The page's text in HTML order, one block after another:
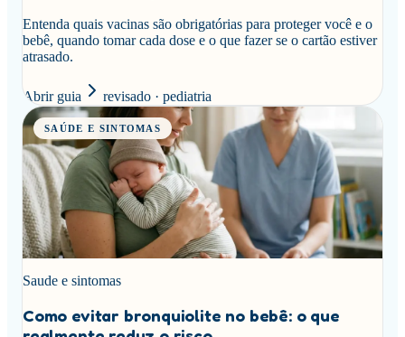
Entenda quais vacinas são obrigatórias para proteger você e o
bebê, quando tomar cada dose e o que fazer se o cartão estiver
atrasado.
Abrir guia revisado · pediatria
SAÚDE E SINTOMAS
Saude e sintomas
Como evitar bronquiolite no bebê: o que